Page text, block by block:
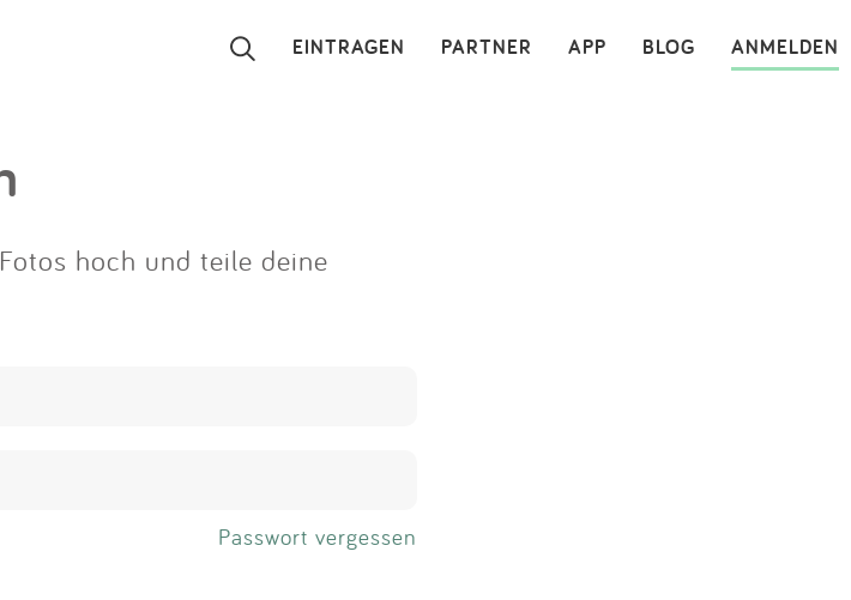
ANMELDEN
BLOG
APP
PARTNER
EINTRAGEN ×
App
hoch und teile deine
Passwort vergessen